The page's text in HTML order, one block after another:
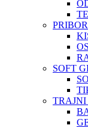
SOFT